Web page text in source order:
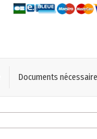
Documents